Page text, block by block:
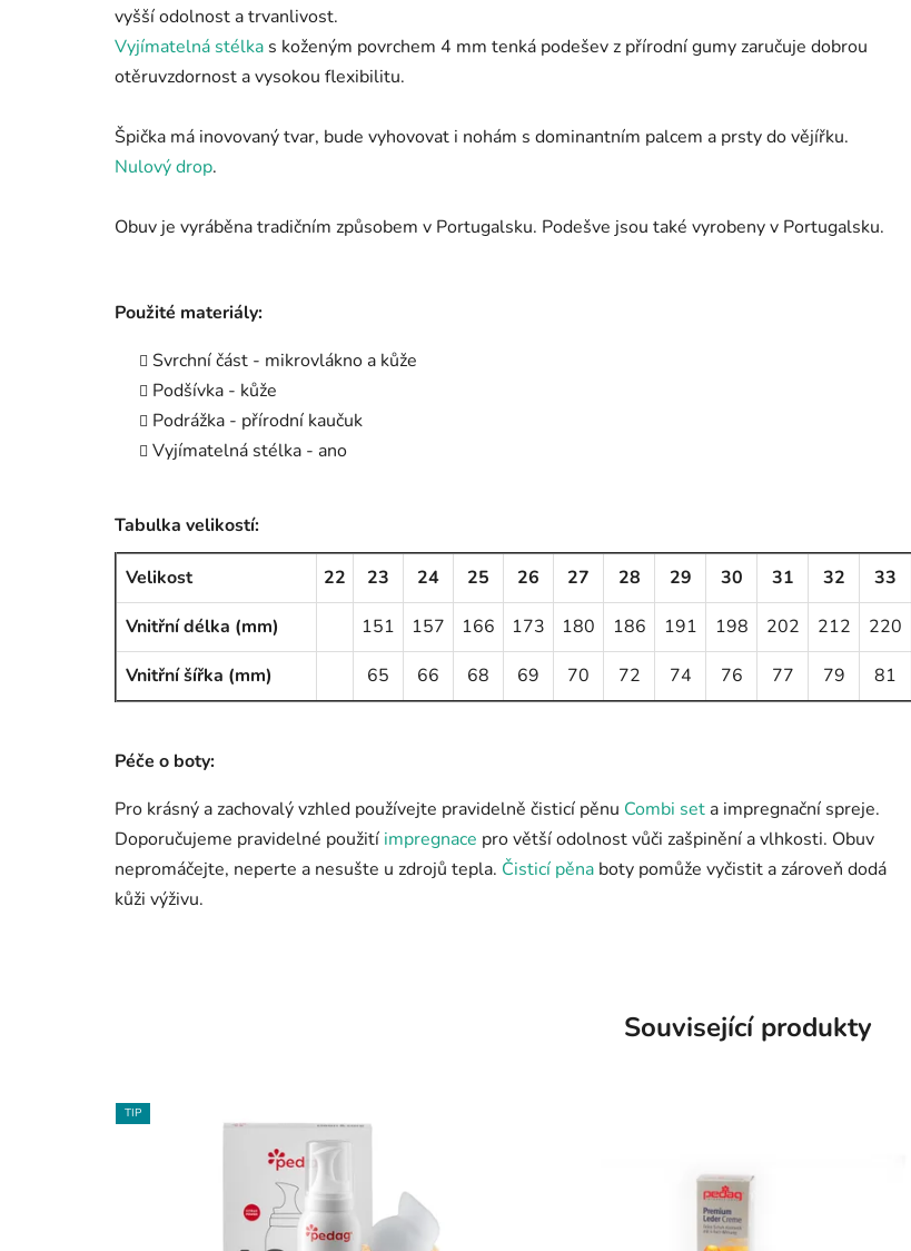
vyšší odolnost a trvanlivost.
Vyjímatelná stélka s koženým povrchem 4 mm tenká podešev z přírodní gumy zaručuje dobrou
otěruvzdornost a vysokou flexibilitu.
Špička má inovovaný tvar, bude vyhovovat i nohám s dominantním palcem a prsty do vějířku.
Nulový drop.
Obuv je vyráběna tradičním způsobem v Portugalsku. Podešve jsou také vyrobeny v Portugalsku.
Použité materiály:
Svrchní část - mikrovlákno a kůže
Podšívka - kůže
Podrážka - přírodní kaučuk
Vyjímatelná stélka - ano
Tabulka velikostí:
Velikost 22 23 24 25 26 27 28 29 30 31 32
33
Vnitřní délka (mm)
151 157 166 173 180 186 191 198 202 212
220
Vnitřní šířka (mm)
65 66 68 69 70 72 74 76 77 79 81
Péče o boty:
Pro krásný a zachovalý vzhled používejte pravidelně čisticí pěnu Combi set a impregnační spreje.
Doporučujeme pravidelné použití impregnace pro větší odolnost vůči zašpinění a vlhkosti. Obuv
nepromáčejte, neperte a nesušte u zdrojů tepla. Čisticí pěna boty pomůže vyčistit a zároveň dodá
kůži výživu.
Související produkty
TIP